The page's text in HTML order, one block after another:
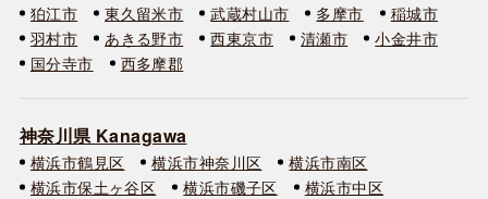
狛江市
東久留米市 武蔵村山市 多摩市
稲城市
羽村市
あきる野市 西東京市 清瀬市
小金井市
国分寺市
西多摩郡
神奈川県 Kanagawa
横浜市鶴見区 横浜市神奈川区
横浜市南区
横浜市保土ヶ谷区
横浜市磯子区
横浜市中区